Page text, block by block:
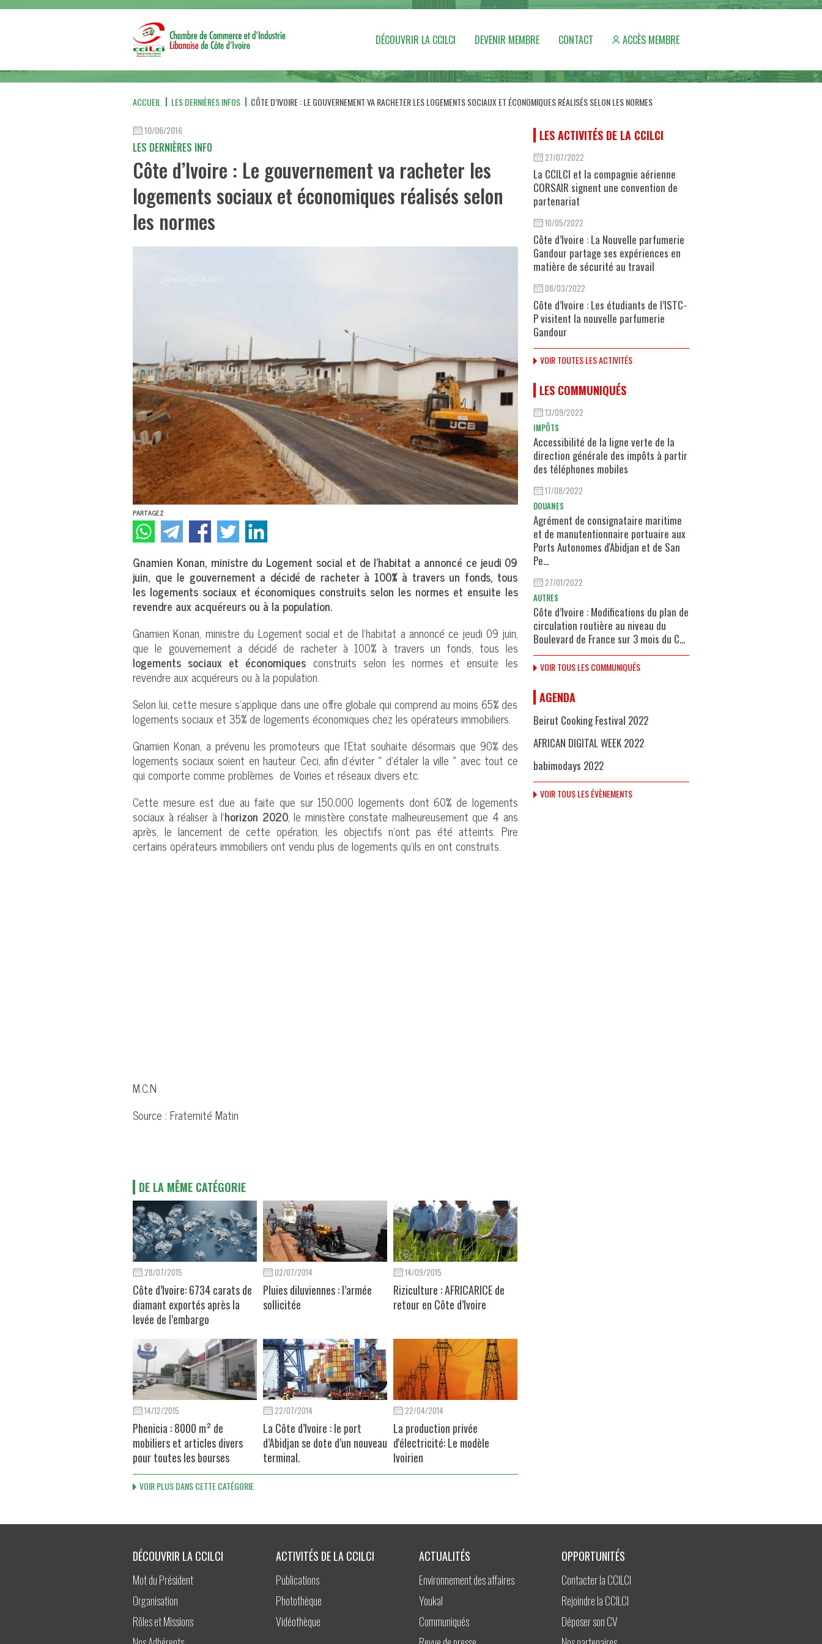
DÉCOUVRIR LA CCILCI DEVENIR MEMBRE CONTACT ACCÈS MEMBRE
ACCUEIL LES DERNIÈRES INFOS CÔTE D’IVOIRE : LE GOUVERNEMENT VA RACHETER LES LOGEMENTS SOCIAUX ET ÉCONOMIQUES RÉALISÉS SELON LES NORMES
10/06/2016
LES DERNIÈRES INFO
Côte d’Ivoire : Le gouvernement va racheter les
logements sociaux et économiques réalisés selon
les normes
PARTAGEZ
Gnamien Konan, ministre du Logement social et de l’habitat a annoncé ce jeudi 09
juin, que le gouvernement a décidé de racheter à 100% à travers un fonds, tous
les logements sociaux et économiques construits selon les normes et ensuite les
revendre aux acquéreurs ou à la population.
Gnamien Konan, ministre du Logement social et de l’habitat a annoncé ce jeudi 09 juin,
que le gouvernement a décidé de racheter à 100% à travers un fonds, tous les
logements sociaux et économiques construits selon les normes et ensuite les
revendre aux acquéreurs ou à la population.
Selon lui, cette mesure s’applique dans une offre globale qui comprend au moins 65% des
logements sociaux et 35% de logements économiques chez les opérateurs immobiliers.
Gnamien Konan, a prévenu les promoteurs que l’Etat souhaite désormais que 90% des
logements sociaux soient en hauteur. Ceci, afin d’éviter « d’étaler la ville » avec tout ce
qui comporte comme problèmes de Voiries et réseaux divers etc.
Cette mesure est due au faite que sur 150.000 logements dont 60% de logements
sociaux à réaliser à l’horizon 2020, le ministère constate malheureusement que 4 ans
après, le lancement de cette opération, les objectifs n’ont pas été atteints. Pire
certains opérateurs immobiliers ont vendu plus de logements qu’ils en ont construits.
M.C.N
Source : Fraternité Matin
DE LA MÊME CATÉGORIE
28/07/2015
Côte d’Ivoire: 6734 carats de
diamant exportés après la
levée de l’embargo
02/07/2014
Pluies diluviennes : l’armée
sollicitée
14/09/2015
Riziculture : AFRICARICE de
retour en Côte d’Ivoire
14/12/2015
Phenicia : 8000 m² de
mobiliers et articles divers
pour toutes les bourses
22/07/2014
La Côte d’Ivoire : le port
d’Abidjan se dote d’un nouveau
terminal.
22/04/2014
La production privée
d'électricité: Le modèle
Ivoirien
VOIR PLUS DANS CETTE CATÉGORIE
LES ACTIVITÉS DE LA CCILCI
27/07/2022
La CCILCI et la compagnie aérienne
CORSAIR signent une convention de
partenariat
10/05/2022
Côte d’Ivoire : La Nouvelle parfumerie
Gandour partage ses expériences en
matière de sécurité au travail
08/03/2022
Côte d’Ivoire : Les étudiants de l’ISTC-
P visitent la nouvelle parfumerie
Gandour
VOIR TOUTES LES ACTIVITÉS
LES COMMUNIQUÉS
13/09/2022
IMPÔTS
Accessibilité de la ligne verte de la
direction générale des impôts à partir
des téléphones mobiles
17/08/2022
DOUANES
Agrément de consignataire maritime
et de manutentionnaire portuaire aux
Ports Autonomes d'Abidjan et de San
Pe...
27/01/2022
AUTRES
Côte d’Ivoire : Modifications du plan de
circulation routière au niveau du
Boulevard de France sur 3 mois du C...
VOIR TOUS LES COMMUNIQUÉS
AGENDA
Beirut Cooking Festival 2022
AFRICAN DIGITAL WEEK 2022
babimodays 2022
VOIR TOUS LES ÉVÈNEMENTS
DÉCOUVRIR LA CCILCI
Mot du Président
Organisation
Rôles et Missions
ACTIVITÉS DE LA CCILCI
Publications
Photothèque
Vidéothèque
ACTUALITÉS
Environnement des affaires
Youkal
Communiqués
OPPORTUNITÉS
Contacter la CCILCI
Rejoindre la CCILCI
Déposer son CV